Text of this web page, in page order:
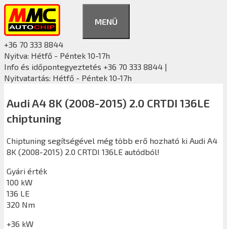
Kilépés
tartalomba
MENÜ
+36 70 333 8844
Nyitva: Hétfő - Péntek 10-17h
Info és időpontegyeztetés +36 70 333 8844 |
Nyitvatartás: Hétfő - Péntek 10-17h
Audi A4 8K (2008-2015) 2.0 CRTDI 136LE
chiptuning
Chiptuning segítségével még több erő hozható ki Audi A4
8K (2008-2015) 2.0 CRTDI 136LE autódból!
Gyári érték
100 kW
136 LE
320 Nm
+36 kW